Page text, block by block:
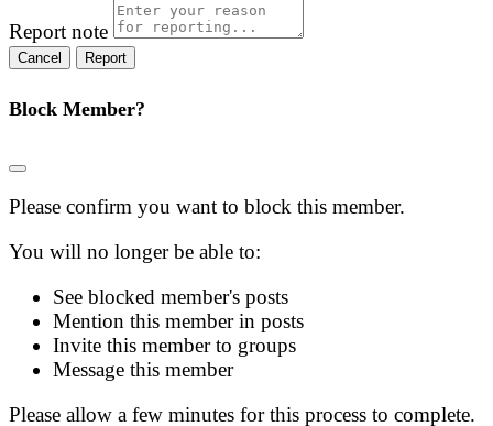
Report note
Report
Block Member?
Please confirm you want to block this member.
You will no longer be able to:
See blocked member's posts
Mention this member in posts
Invite this member to groups
Message this member
Please allow a few minutes for this process to complete.